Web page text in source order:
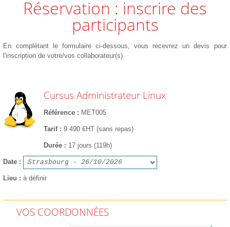
Réservation : inscrire des
participants
En complétant le formulaire ci-dessous, vous recevrez un devis pour
l'inscription de votre/vos collaborateur(s).
Cursus Administrateur Linux
Référence MET005
Tarif 9 490 €HT (sans repas)
Durée 17 jours (119h)
Date
Lieu à définir
VOS COORDONNÉES